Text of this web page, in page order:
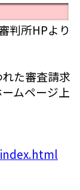
判所HPより
た審査請求
ムページ上